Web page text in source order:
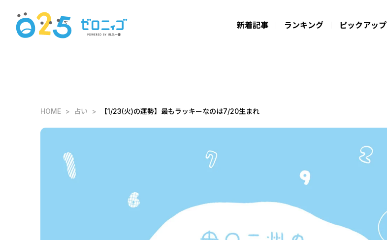
新着記事 ランキング ピックアップ
HOME 占い 【1/23(火)の運勢】最もラッキーなのは7/20生まれ